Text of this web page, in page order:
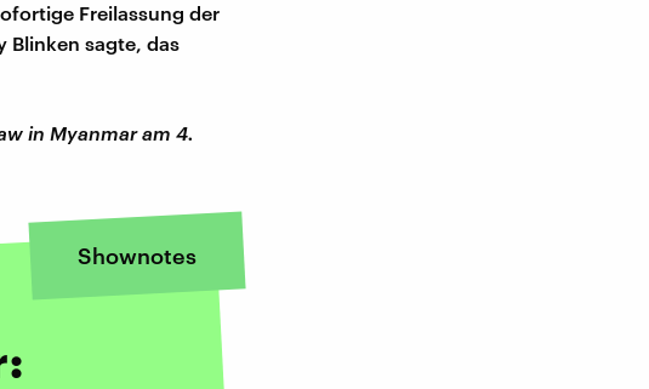
Freilassung der
Blinken sagte, das
in Myanmar am 4.
Shownotes